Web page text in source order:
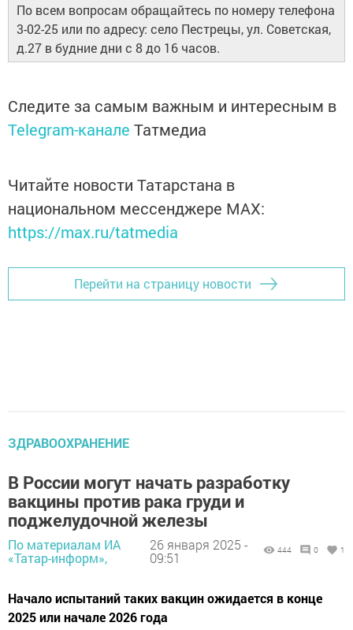
По всем вопросам обращайтесь по номеру телефона
3-02-25 или по адресу: село Пестрецы, ул. Советская,
д.27 в будние дни с 8 до 16 часов.
Следите за самым важным и интересным в
Telegram-канале Татмедиа
Читайте новости Татарстана в
национальном мессенджере MАХ:
https://max.ru/tatmedia
Перейти на страницу новости
ЗДРАВООХРАНЕНИЕ
В России могут начать разработку
вакцины против рака груди и
поджелудочной железы
По материалам ИА
«Татар-информ»,
26 января 2025 -
09:51
444 0 1
Начало испытаний таких вакцин ожидается в конце
2025 или начале 2026 года